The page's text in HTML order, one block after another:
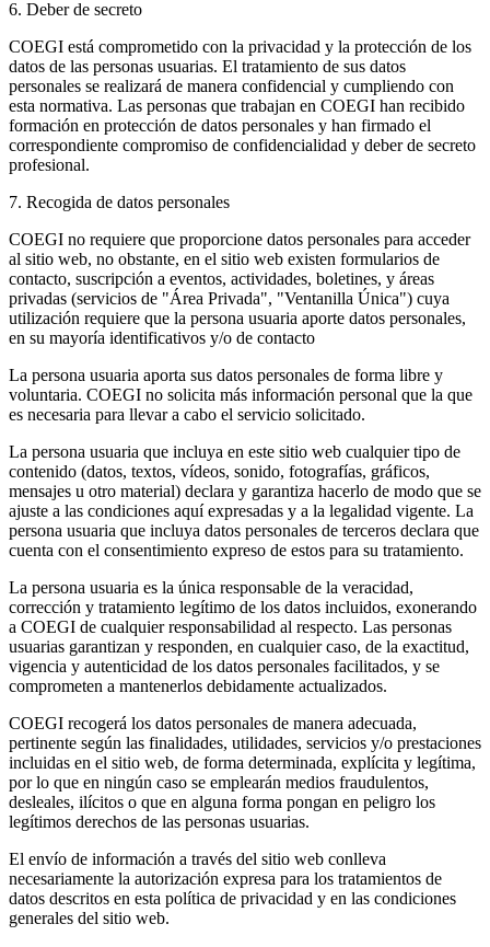
6. Deber de secreto
COEGI está comprometido con la privacidad y la protección de los
datos de las personas usuarias. El tratamiento de sus datos
personales se realizará de manera confidencial y cumpliendo con
esta normativa. Las personas que trabajan en COEGI han recibido
formación en protección de datos personales y han firmado el
correspondiente compromiso de confidencialidad y deber de secreto
profesional.
7. Recogida de datos personales
COEGI no requiere que proporcione datos personales para acceder
al sitio web, no obstante, en el sitio web existen formularios de
contacto, suscripción a eventos, actividades, boletines, y áreas
privadas (servicios de "Área Privada", "Ventanilla Única") cuya
utilización requiere que la persona usuaria aporte datos personales,
en su mayoría identificativos y/o de contacto
La persona usuaria aporta sus datos personales de forma libre y
voluntaria. COEGI no solicita más información personal que la que
es necesaria para llevar a cabo el servicio solicitado.
La persona usuaria que incluya en este sitio web cualquier tipo de
contenido (datos, textos, vídeos, sonido, fotografías, gráficos,
mensajes u otro material) declara y garantiza hacerlo de modo que se
ajuste a las condiciones aquí expresadas y a la legalidad vigente. La
persona usuaria que incluya datos personales de terceros declara que
cuenta con el consentimiento expreso de estos para su tratamiento.
La persona usuaria es la única responsable de la veracidad,
corrección y tratamiento legítimo de los datos incluidos, exonerando
a COEGI de cualquier responsabilidad al respecto. Las personas
usuarias garantizan y responden, en cualquier caso, de la exactitud,
vigencia y autenticidad de los datos personales facilitados, y se
comprometen a mantenerlos debidamente actualizados.
COEGI recogerá los datos personales de manera adecuada,
pertinente según las finalidades, utilidades, servicios y/o prestaciones
incluidas en el sitio web, de forma determinada, explícita y legítima,
por lo que en ningún caso se emplearán medios fraudulentos,
desleales, ilícitos o que en alguna forma pongan en peligro los
legítimos derechos de las personas usuarias.
El envío de información a través del sitio web conlleva
necesariamente la autorización expresa para los tratamientos de
datos descritos en esta política de privacidad y en las condiciones
generales del sitio web.